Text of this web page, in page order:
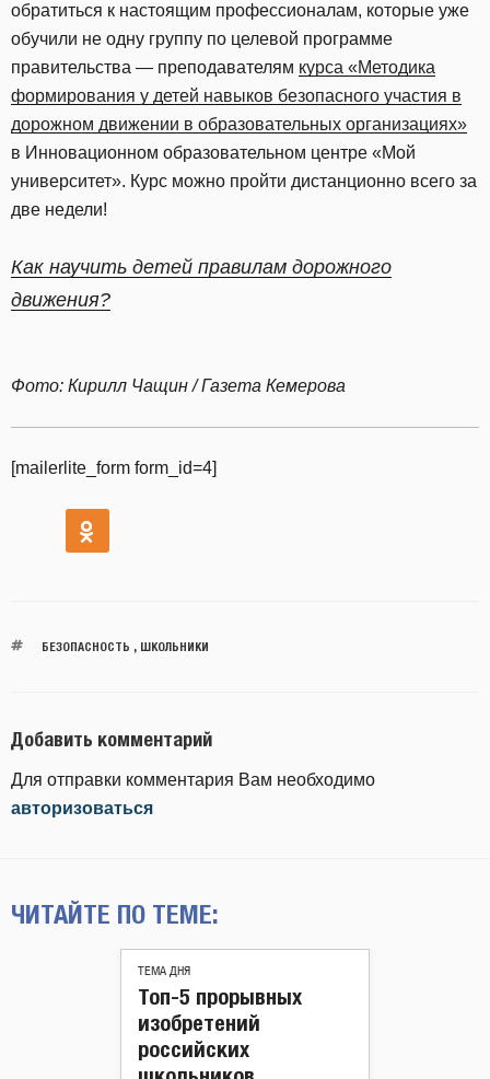
обратиться к настоящим профессионалам, которые уже
обучили не одну группу по целевой программе
правительства — преподавателям курса «Методика
формирования у детей навыков безопасного участия в
дорожном движении в образовательных организациях»
в Инновационном образовательном центре «Мой
университет». Курс можно пройти дистанционно всего за
две недели!
Как научить детей правилам дорожного
движения?
Фото: Кирилл Чащин / Газета Кемерова
[mailerlite_form form_id=4]
БЕЗОПАСНОСТЬ , ШКОЛЬНИКИ
Добавить комментарий
Для отправки комментария Вам необходимо
авторизоваться
ЧИТАЙТЕ ПО ТЕМЕ:
ТЕМА ДНЯ
Топ-5 прорывных
изобретений
российских